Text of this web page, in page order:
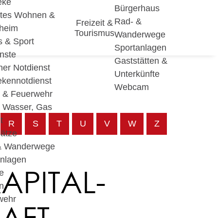
Wohnen &
& Sport
Notdienst
& Feuerwehr
Wasser, Gas
Wanderwege
Freizeit &
Tourismus
Bürgerhaus
Rad- &
Wanderwege
Sportanlagen
Gaststätten &
Unterkünfte
Webcam
R S T U V W Z